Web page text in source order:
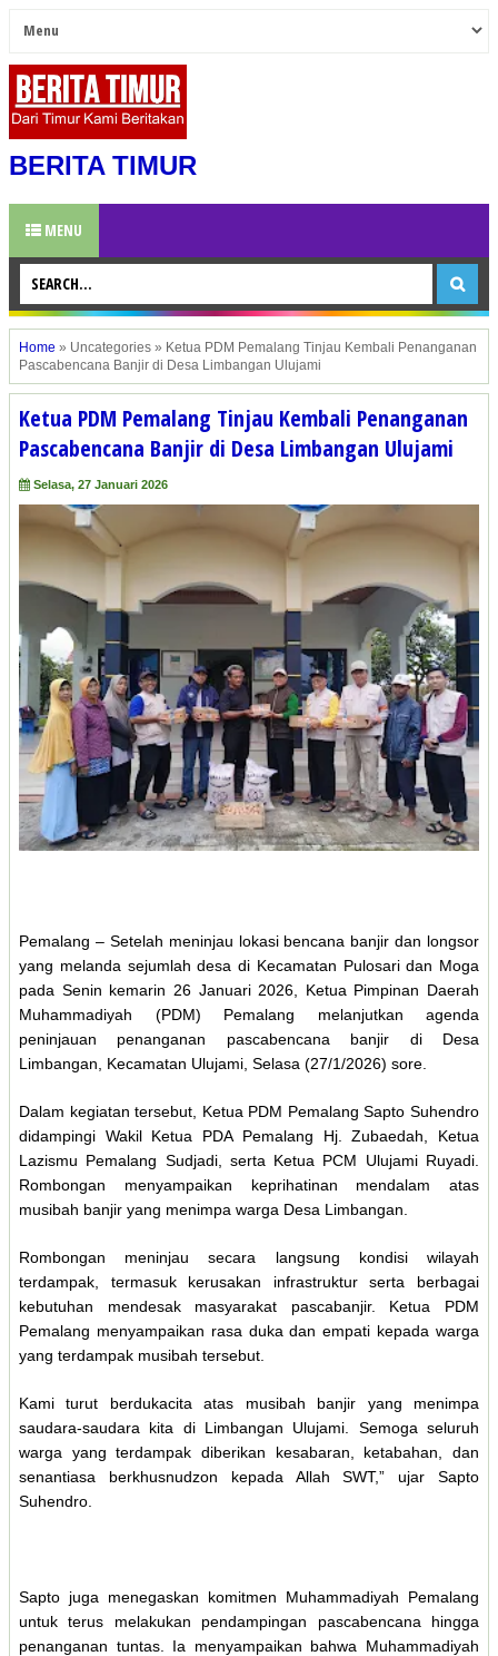
BERITA TIMUR
MENU
Home » Uncategories » Ketua PDM Pemalang Tinjau Kembali Penanganan
Pascabencana Banjir di Desa Limbangan Ulujami
Ketua PDM Pemalang Tinjau Kembali Penanganan
Pascabencana Banjir di Desa Limbangan Ulujami
Selasa, 27 Januari 2026
Pemalang – Setelah meninjau lokasi bencana banjir dan longsor
yang melanda sejumlah desa di Kecamatan Pulosari dan Moga
pada Senin kemarin 26 Januari 2026, Ketua Pimpinan Daerah
Muhammadiyah (PDM) Pemalang melanjutkan agenda
peninjauan penanganan pascabencana banjir di Desa
Limbangan, Kecamatan Ulujami, Selasa (27/1/2026) sore.
Dalam kegiatan tersebut, Ketua PDM Pemalang Sapto Suhendro
didampingi Wakil Ketua PDA Pemalang Hj. Zubaedah, Ketua
Lazismu Pemalang Sudjadi, serta Ketua PCM Ulujami Ruyadi.
Rombongan menyampaikan keprihatinan mendalam atas
musibah banjir yang menimpa warga Desa Limbangan.
Rombongan meninjau secara langsung kondisi wilayah
terdampak, termasuk kerusakan infrastruktur serta berbagai
kebutuhan mendesak masyarakat pascabanjir. Ketua PDM
Pemalang menyampaikan rasa duka dan empati kepada warga
yang terdampak musibah tersebut.
Kami turut berdukacita atas musibah banjir yang menimpa
saudara-saudara kita di Limbangan Ulujami. Semoga seluruh
warga yang terdampak diberikan kesabaran, ketabahan, dan
senantiasa berkhusnudzon kepada Allah SWT,” ujar Sapto
Suhendro.
Sapto juga menegaskan komitmen Muhammadiyah Pemalang
untuk terus melakukan pendampingan pascabencana hingga
penanganan tuntas. Ia menyampaikan bahwa Muhammadiyah